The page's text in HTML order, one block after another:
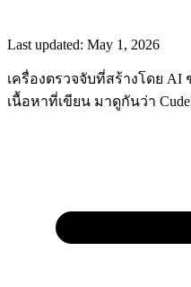
Last updated: May 1, 2026
เครื่องตรวจจับที่สร้างโดย
เนื้อหาที่เขียน มาดูกันว่า